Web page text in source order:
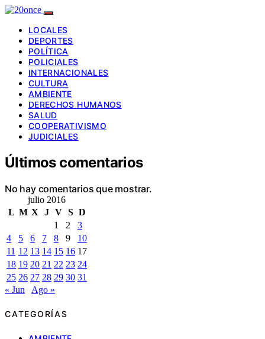
LOCALES
DEPORTES
POLÍTICA
POLICIALES
INTERNACIONALES
CULTURA
AMBIENTE
DERECHOS HUMANOS
SALUD
COOPERATIVISMO
JUDICIALES
Últimos comentarios
No hay comentarios que mostrar.
julio 2016
L M X J V S D
1
2
3
4
5 6 7 8 9
10
11 12 13 14 15 16 17
18 19 20 21 22 23 24
25 26 27 28 29 30 31
« Jun
Ago »
CATEGORÍAS